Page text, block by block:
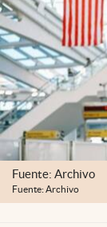
Fuente: Archivo
Fuente: Archivo